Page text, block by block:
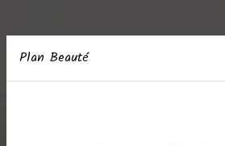
Plan Beauté